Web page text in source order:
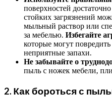
поверхностей
стойких загрязнений
мыльный раствор или
за мебелью. Избегайте
которые могут
неприятные запахи.
Не забывайте о
пыль с ножек мебели,
2. Как бороться с